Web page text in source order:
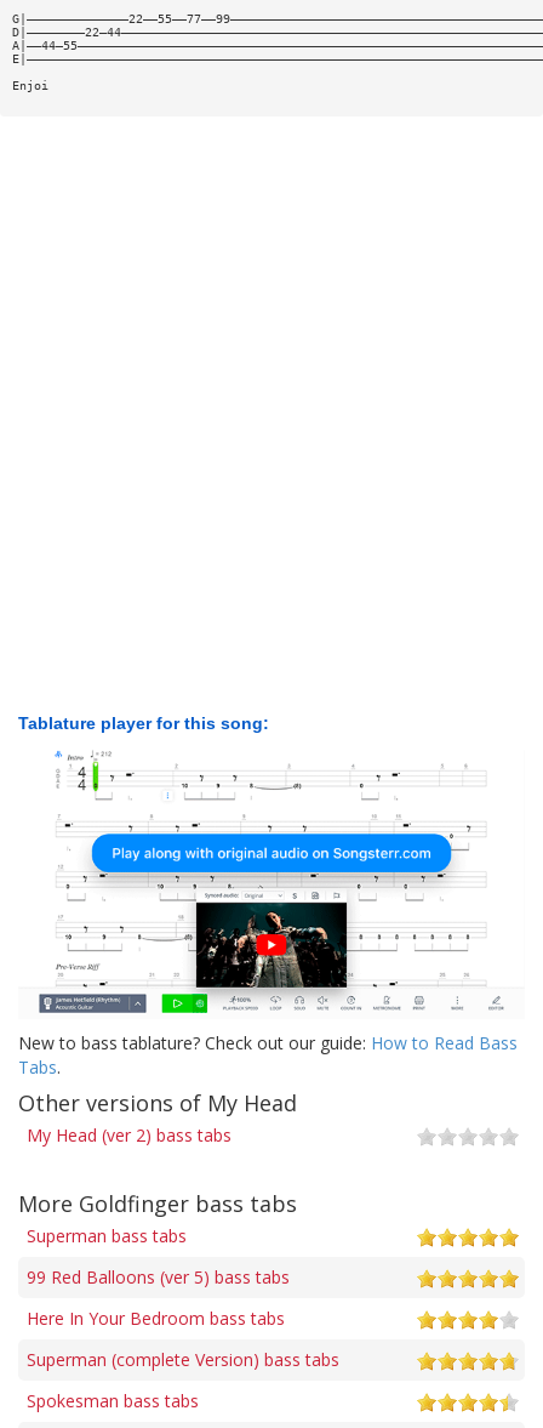
Enjoi
Tablature player for this song:
New to bass tablature? Check out our guide: How to Read Bass
Tabs.
Other versions of My Head
My Head (ver 2) bass tabs
More Goldfinger bass tabs
Superman bass tabs
99 Red Balloons (ver 5) bass tabs
Here In Your Bedroom bass tabs
Superman (complete Version) bass tabs
Spokesman bass tabs